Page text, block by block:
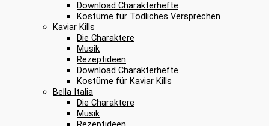
Download Charakterhefte
Kostüme für Tödliches Versprechen
Kaviar Kills
Die Charaktere
Musik
Rezeptideen
Download Charakterhefte
Kostüme für Kaviar Kills
Bella Italia
Die Charaktere
Musik